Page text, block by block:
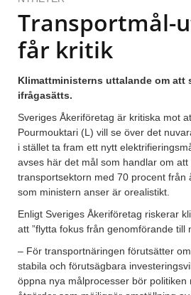
Transportmål-
får kritik
Klimattministerns uttalande om att
ifrågasätts.
Sveriges Åkeriföretag är kritiska mot
Pourmouktari (L) vill se över det
i stället ta fram ett nytt
avses här det mål som handlar om
transportsektorn med 70 procent från
som ministern anser är orealistikt.
Enligt Sveriges Åkeriföretag riskerar
att ”flytta fokus från genomförande till
– För transportnäringen förutsätter
stabila och förutsägbara
öppna nya målprocesser bör politiken